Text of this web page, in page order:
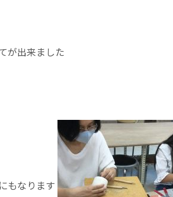
が出来ました
もなります